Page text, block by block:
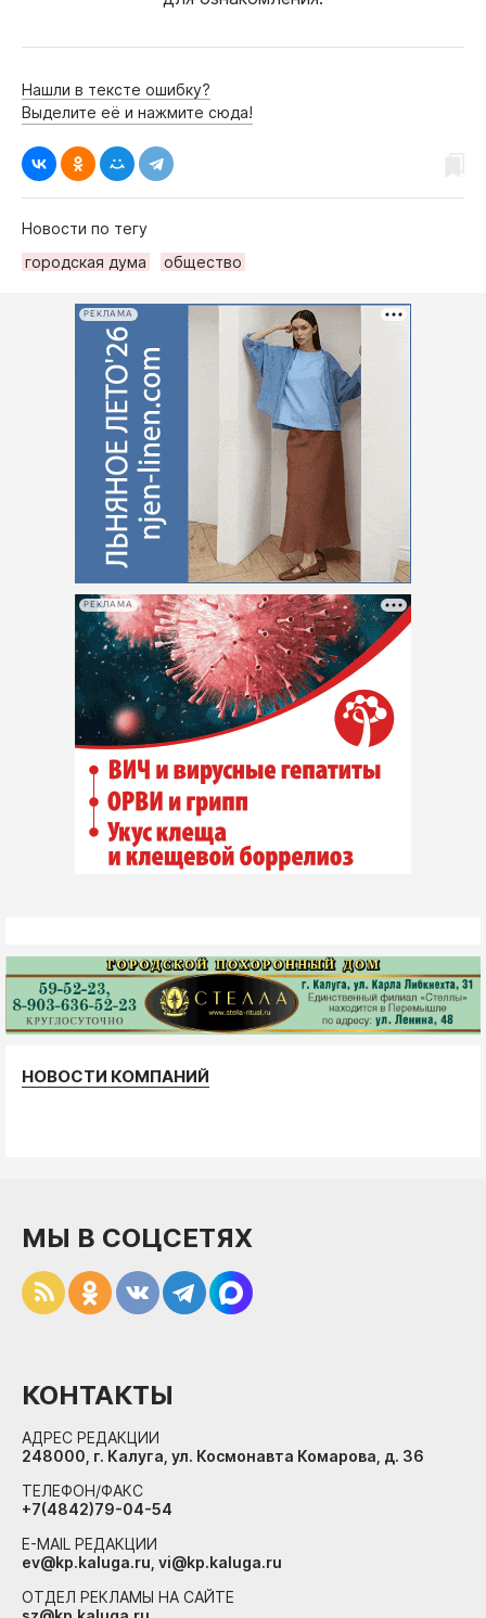
Нашли в тексте ошибку?
Выделите её и нажмите сюда!
Новости по тегу
городская дума
общество
РЕКЛАМА
РЕКЛАМА
НОВОСТИ КОМПАНИЙ
МЫ В СОЦСЕТЯХ
КОНТАКТЫ
АДРЕС РЕДАКЦИИ
248000, г. Калуга, ул. Космонавта Комарова, д. 36
ТЕЛЕФОН/ФАКС
+7(4842)79-04-54
E-MAIL РЕДАКЦИИ
ev@kp.kaluga.ru, vi@kp.kaluga.ru
ОТДЕЛ РЕКЛАМЫ НА САЙТЕ